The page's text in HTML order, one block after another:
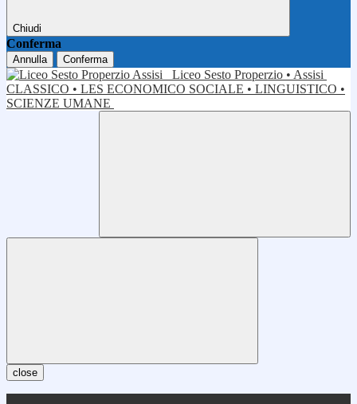
Chiudi
Conferma
Annulla Conferma
Liceo Sesto Properzio • Assisi
CLASSICO • LES ECONOMICO SOCIALE • LINGUISTICO •
SCIENZE UMANE
close